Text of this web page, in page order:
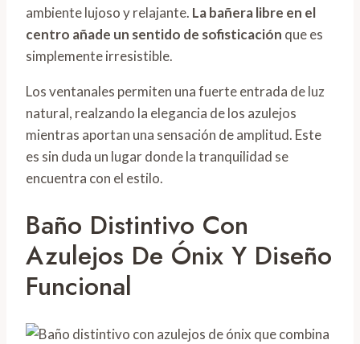
ambiente lujoso y relajante. La bañera libre en el
centro añade un sentido de sofisticación que es
simplemente irresistible.
Los ventanales permiten una fuerte entrada de luz
natural, realzando la elegancia de los azulejos
mientras aportan una sensación de amplitud. Este
es sin duda un lugar donde la tranquilidad se
encuentra con el estilo.
Baño Distintivo Con
Azulejos De Ónix Y Diseño
Funcional